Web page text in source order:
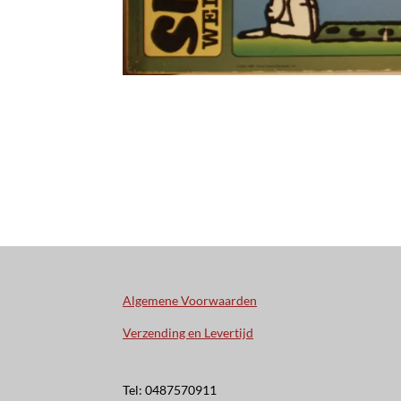
Algemene Voorwaarden
Verzending en Levertijd
Tel: 0487570911